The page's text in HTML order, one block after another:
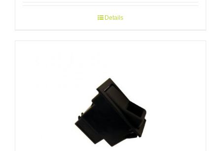
Details